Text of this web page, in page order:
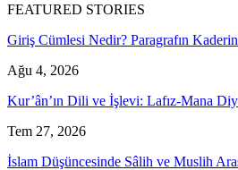
FEATURED STORIES
Giriş Cümlesi Nedir? Paragrafın
Ağu 4, 2026
Kur’ân’ın Dili ve İşlevi: Lafız-Mana
Tem 27, 2026
İslam Düşüncesinde Sâlih ve Muslih